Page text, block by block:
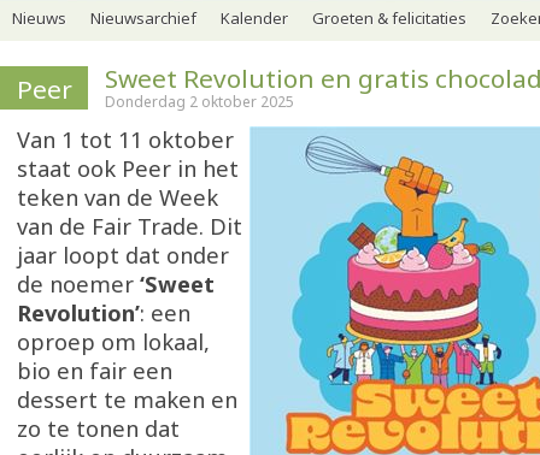
Nieuws Nieuwsarchief Kalender Groeten & felicitaties
Peer Sweet Revolution en gratis
Donderdag 2 oktober 2025
Van 1 tot 11 oktober
staat ook Peer in het
teken van de Week
van de Fair Trade. Dit
jaar loopt dat onder
de noemer ‘Sweet
Revolution’: een
oproep om lokaal,
bio en fair een
dessert te maken en
zo te tonen dat